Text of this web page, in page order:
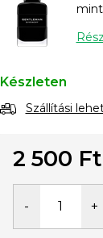
Készleten
Szállítási
2 500 Ft